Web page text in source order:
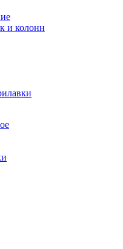
и колонн